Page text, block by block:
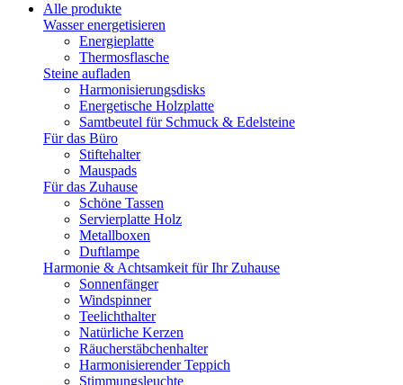
Alle produkte
Wasser energetisieren
Energieplatte​
Thermosflasche
Steine aufladen
Harmonisierungsdisks
Energetische Holzplatte
Samtbeutel für Schmuck & Edelsteine
Für das Büro
Stiftehalter
Mauspads
Für das Zuhause
Schöne Tassen
Servierplatte Holz
Metallboxen
Duftlampe
Harmonie & Achtsamkeit für Ihr Zuhause
Sonnenfänger
Windspinner
Teelichthalter
Natürliche Kerzen
Räucherstäbchenhalter
Harmonisierender Teppich
Stimmungsleuchte